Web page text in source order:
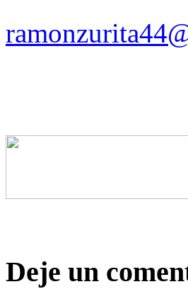
Deje un